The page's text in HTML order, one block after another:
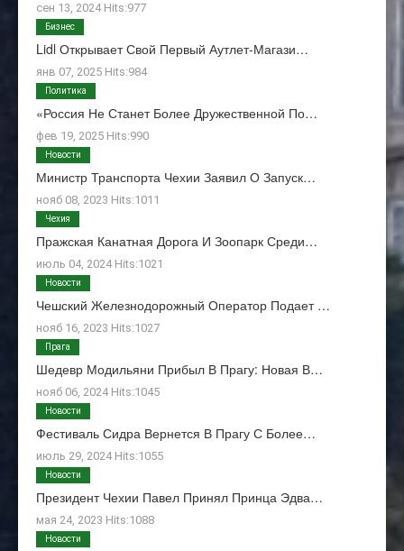
сен 13, 2024 Hits:977
Lidl Открывает Свой Первый Аутлет-Магази…
янв 07, 2025 Hits:984
Бизнес
«Россия Не Станет Более Дружественной По…
фев 19, 2025 Hits:990
Политика
Министр Транспорта Чехии Заявил О Запуск…
нояб 08, 2023 Hits:1011
Новости
Пражская Канатная Дорога И Зоопарк Среди…
июль 04, 2024 Hits:1021
Чехия
Чешский Железнодорожный Оператор Подает …
нояб 16, 2023 Hits:1027
Новости
Шедевр Модильяни Прибыл В Прагу: Новая В…
нояб 06, 2024 Hits:1045
Прага
Фестиваль Сидра Вернется В Прагу С Более…
июль 29, 2024 Hits:1055
Новости
Президент Чехии Павел Принял Принца Эдва…
мая 24, 2023 Hits:1088
Новости
Новости